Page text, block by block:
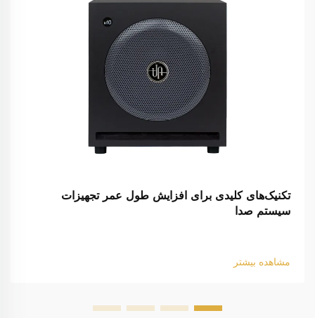
تکنیک‌های کلیدی برای افزایش طول عمر تجهیزات
سیستم صدا
مشاهده بیشتر